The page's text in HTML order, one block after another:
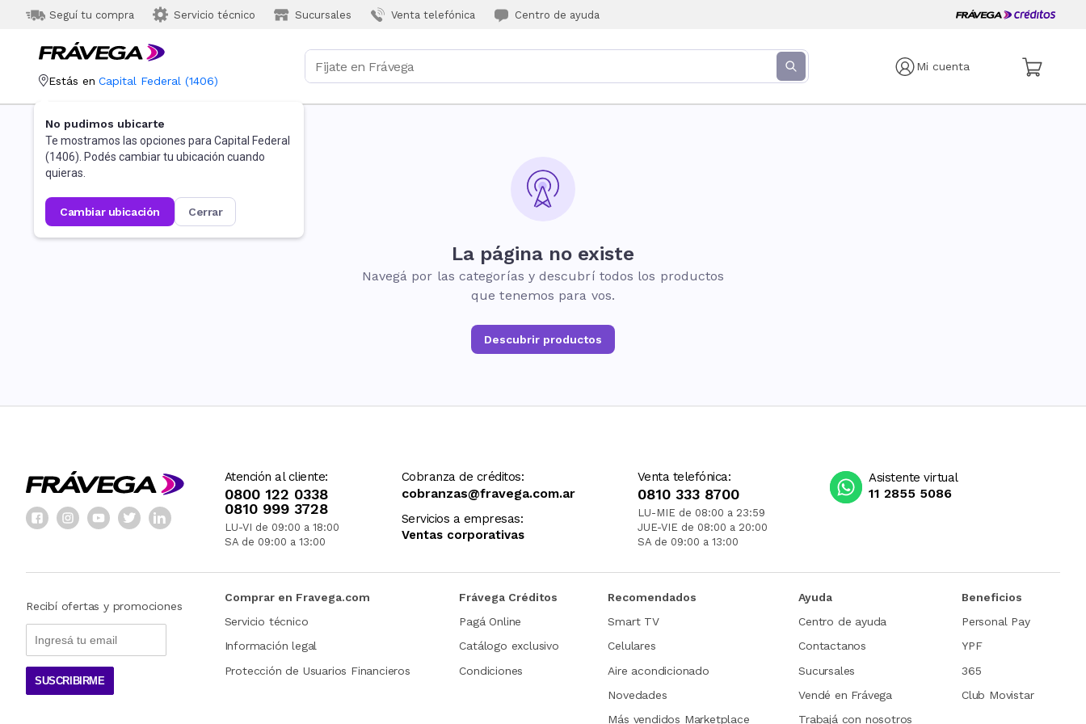
Seguí tu compra Servicio técnico Sucursales Venta telefónica Centro de ayuda
Mi cuenta
Estás en Capital Federal (1406)
No pudimos ubicarte
Te mostramos las opciones para Capital Federal
(1406). Podés cambiar tu ubicación cuando
quieras.
cambiar ubicación cerrar
La página no existe
Navegá por las categorías y descubrí todos los productos
que tenemos para vos.
Descubrir productos
Atención al cliente:
0800 122 0338
0810 999 3728
LU-VI de 09:00 a 18:00
SA de 09:00 a 13:00
Cobranza de créditos:
cobranzas@fravega.com.ar
Servicios a empresas:
Ventas corporativas
Venta telefónica:
0810 333 8700
LU-MIE de 08:00 a 23:59
JUE-VIE de 08:00 a 20:00
SA de 09:00 a 13:00
Asistente virtual
11 2855 5086
Recibí ofertas y promociones
SUSCRIBIRME
Comprar en Fravega.com
Servicio técnico
Información legal
Protección de Usuarios Financieros
Frávega Créditos
Pagá Online
Catálogo exclusivo
Condiciones
Recomendados
Smart TV
Celulares
Aire acondicionado
Novedades
Más vendidos Marketplace
Ayuda
Centro de ayuda
Contactanos
Sucursales
Vendé en Frávega
Trabajá con nosotros
Beneficios
Personal Pay
YPF
365
Club Movistar